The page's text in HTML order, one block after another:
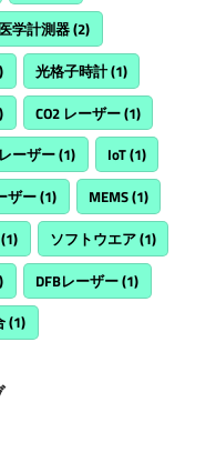
学計測器(2)
光格子時計(1)
CO2 レーザー(1)
ーザー(1) IoT(1)
ザー(1) MEMS(1)
(1) ソフトウエア(1)
DFBレーザー(1)
(1)